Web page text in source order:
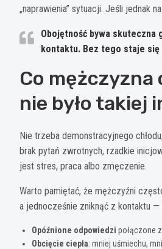
„naprawienia” sytuacji. Jeśli jednak
Obojętność bywa skuteczna
kontaktu. Bez tego staje
Co
nie było takiej
Nie trzeba demonstracyjnego
brak pytań zwrotnych, rzadkie
jest stres, praca albo zmęczenie.
Warto pamiętać, że mężczyźni
a jednocześnie zniknąć z kontaktu
Opóźnione odpowiedzi połączone
Obcięcie ciepła: mniej uśmiechu,